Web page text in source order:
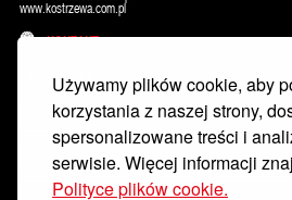
Używamy plików cookie, aby
korzystania z naszej strony,
spersonalizowane treści i
serwisie. Więcej informacji
Polityce plików cookie.
www.kostrzewa.com.pl
KONTAKT
NEWSLETTER